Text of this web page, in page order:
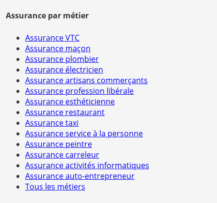
Assurance par métier
Assurance VTC
Assurance maçon
Assurance plombier
Assurance électricien
Assurance artisans commerçants
Assurance profession libérale
Assurance esthéticienne
Assurance restaurant
Assurance taxi
Assurance service à la personne
Assurance peintre
Assurance carreleur
Assurance activités informatiques
Assurance auto-entrepreneur
Tous les métiers